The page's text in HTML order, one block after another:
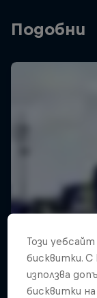
Подобни
Този
бисквитки.
използва
бисквитки